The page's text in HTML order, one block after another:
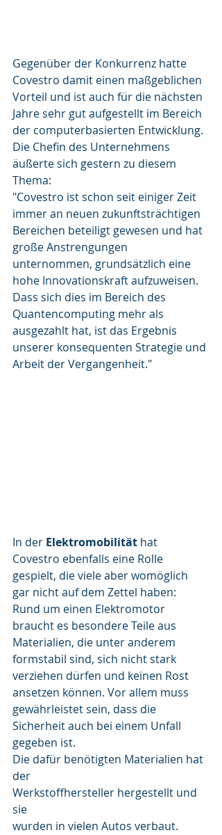
Gegenüber der Konkurrenz hatte
Covestro damit einen maßgeblichen
Vorteil und ist auch für die nächsten
Jahre sehr gut aufgestellt im Bereich
der computerbasierten Entwicklung.
Die Chefin des Unternehmens
äußerte sich gestern zu diesem
Thema:
"Covestro ist schon seit einiger Zeit
immer an neuen zukunftsträchtigen
Bereichen beteiligt gewesen und hat
große Anstrengungen
unternommen, grundsätzlich eine
hohe Innovationskraft aufzuweisen.
Dass sich dies im Bereich des
Quantencomputing mehr als
ausgezahlt hat, ist das Ergebnis
unserer konsequenten Strategie und
Arbeit der Vergangenheit."
In der Elektromobilität hat
Covestro ebenfalls eine Rolle
gespielt, die viele aber womöglich
gar nicht auf dem Zettel haben:
Rund um einen Elektromotor
braucht es besondere Teile aus
Materialien, die unter anderem
formstabil sind, sich nicht stark
verziehen dürfen und keinen Rost
ansetzen können. Vor allem muss
gewährleistet sein, dass die
Sicherheit auch bei einem Unfall
gegeben ist.
Die dafür benötigten Materialien hat
der
Werkstoffhersteller hergestellt und
sie
wurden in vielen Autos verbaut.